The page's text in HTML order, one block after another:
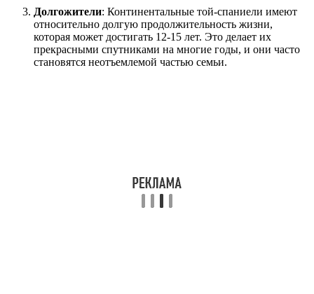
Долгожители: Континентальные той-спаниели имеют
относительно долгую продолжительность жизни,
которая может достигать 12-15 лет. Это делает их
прекрасными спутниками на многие годы, и они часто
становятся неотъемлемой частью семьи.